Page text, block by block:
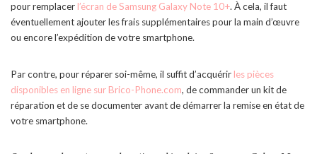
pour remplacer l’écran de Samsung Galaxy Note 10+. À cela, il faut
éventuellement ajouter les frais supplémentaires pour la main d’œuvre
ou encore l’expédition de votre smartphone.
Par contre, pour réparer soi-même, il suffit d’acquérir les pièces
disponibles en ligne sur Brico-Phone.com, de commander un kit de
réparation et de se documenter avant de démarrer la remise en état de
votre smartphone.